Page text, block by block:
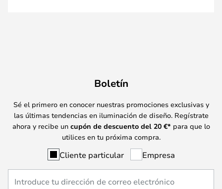
Boletín
Sé el primero en conocer nuestras promociones exclusivas y
las últimas tendencias en iluminación de diseño. Regístrate
ahora y recibe un cupón de descuento del 20 €* para que lo
utilices en tu próxima compra.
Cliente particular Empresa